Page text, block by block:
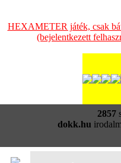
HEXAMETER játék, csak
(bejelentkezett
2857
dokk.hu